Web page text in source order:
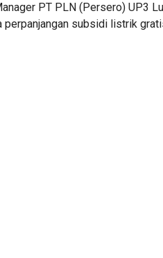
PT PLN (Persero) UP3
perpanjangan subsidi listrik